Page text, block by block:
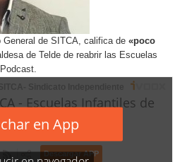
de SITCA, califica de «poco
de Telde de reabrir las Escuelas